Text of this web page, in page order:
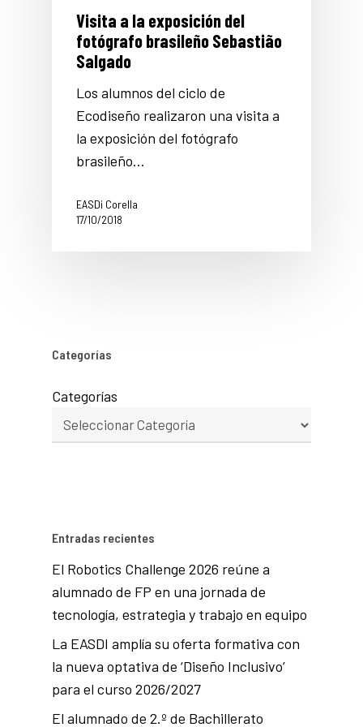
Visita a la exposición del
fotógrafo brasileño Sebastião
Salgado
Los alumnos del ciclo de
Ecodiseño realizaron una visita a
la exposición del fotógrafo
brasileño…
EASDi Corella
17/10/2018
Categorías
Categorías
Entradas recientes
El Robotics Challenge 2026 reúne a
alumnado de FP en una jornada de
tecnología, estrategia y trabajo en equipo
La EASDI amplía su oferta formativa con
la nueva optativa de ‘Diseño Inclusivo’
para el curso 2026/2027
El alumnado de 2.º de Bachillerato